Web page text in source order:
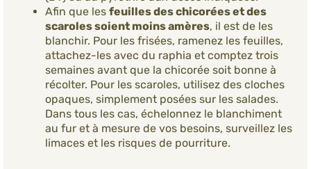
Afin que les feuilles des chicorées et des
scaroles soient moins amères, il est de les
blanchir. Pour les frisées, ramenez les feuilles,
attachez-les avec du raphia et comptez trois
semaines avant que la chicorée soit bonne à
récolter. Pour les scaroles, utilisez des cloches
opaques, simplement posées sur les salades.
Dans tous les cas, échelonnez le blanchiment
au fur et à mesure de vos besoins, surveillez les
limaces et les risques de pourriture.